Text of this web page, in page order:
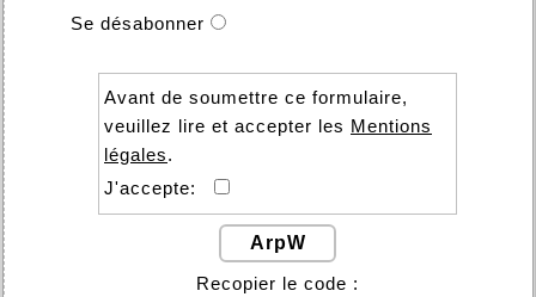
Se désabonner
Avant de soumettre ce formulaire,
veuillez lire et accepter les Mentions
légales.
J'accepte:
ArpW
Recopier le code :